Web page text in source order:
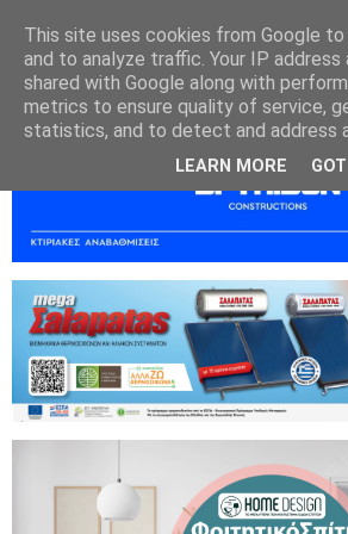
This site uses cookies from Google
and to analyze traffic. Your IP address
shared with Google along with
metrics to ensure quality of service,
statistics, and to detect and address
LEARN MORE